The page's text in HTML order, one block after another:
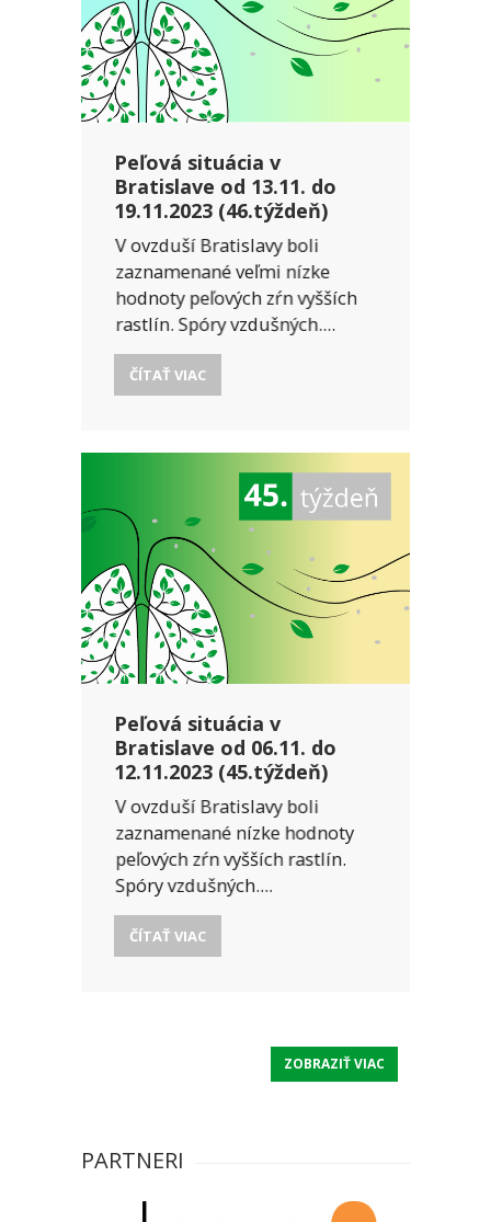
Peľová situácia v
Bratislave od 13.11. do
19.11.2023 (46.týždeň)
V ovzduší Bratislavy boli
zaznamenané veľmi nízke
hodnoty peľových zŕn vyšších
rastlín. Spóry vzdušných....
ČÍTAŤ VIAC
Peľová situácia v
Bratislave od 06.11. do
12.11.2023 (45.týždeň)
V ovzduší Bratislavy boli
zaznamenané nízke hodnoty
peľových zŕn vyšších rastlín.
Spóry vzdušných....
ČÍTAŤ VIAC
ZOBRAZIŤ VIAC
PARTNERI